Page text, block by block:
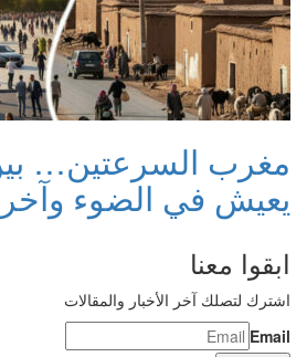
مغرب السرعتين…
يعيش في الضوء
ابقوا معنا
اشترك لتصلك آخر الأخبار والمقالات
Email